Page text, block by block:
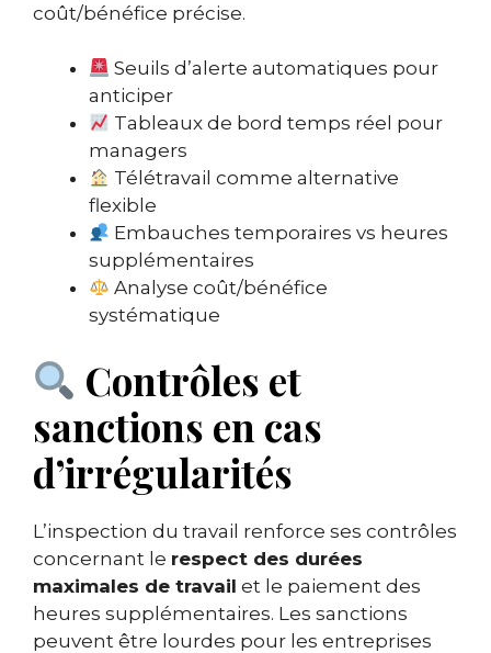
coût/bénéfice précise.
Seuils d’alerte automatiques pour
anticiper
Tableaux de bord temps réel pour
managers
Télétravail comme alternative
flexible
Embauches temporaires vs heures
supplémentaires
Analyse coût/bénéfice
systématique
Contrôles et
sanctions en cas
d’irrégularités
L’inspection du travail renforce ses contrôles
concernant le respect des durées
maximales de travail et le paiement des
heures supplémentaires. Les sanctions
peuvent être lourdes pour les entreprises